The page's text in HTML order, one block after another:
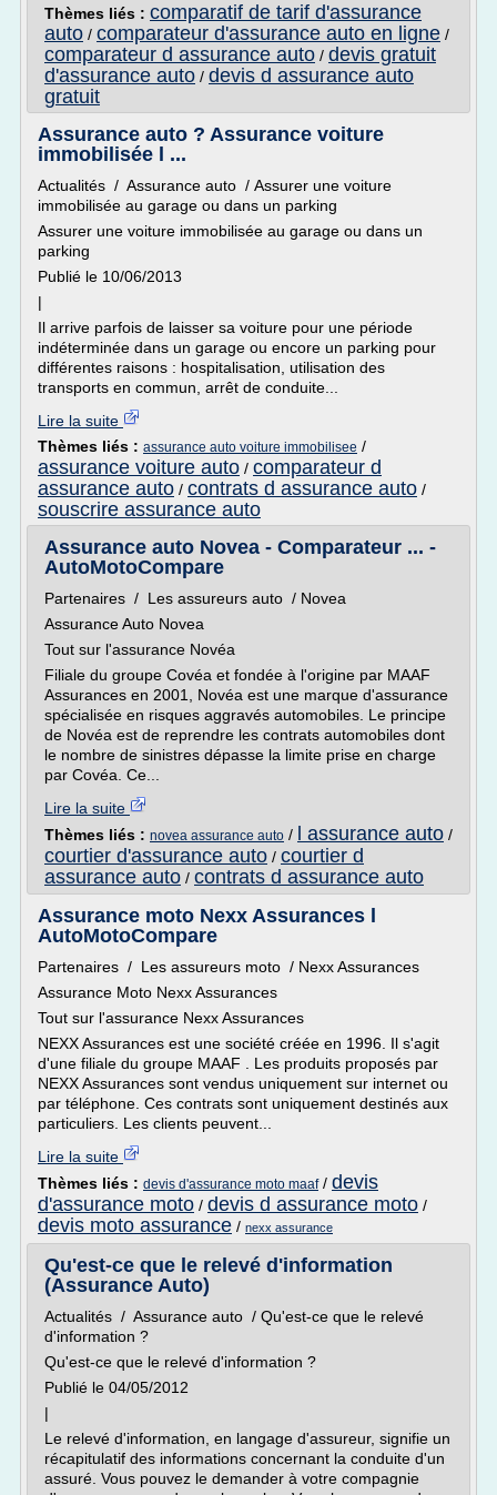
Thèmes liés : comparatif de tarif d'assurance
auto / comparateur d'assurance auto en ligne /
comparateur d assurance auto / devis gratuit
d'assurance auto / devis d assurance auto
gratuit
Assurance auto ? Assurance voiture
immobilisée l ...
Actualités / Assurance auto / Assurer une voiture
immobilisée au garage ou dans un parking
Assurer une voiture immobilisée au garage ou dans un
parking
Publié le 10/06/2013
|
Il arrive parfois de laisser sa voiture pour une période
indéterminée dans un garage ou encore un parking pour
différentes raisons : hospitalisation, utilisation des
transports en commun, arrêt de conduite...
Lire la suite
Thèmes liés : assurance auto voiture immobilisee /
assurance voiture auto / comparateur d
assurance auto / contrats d assurance auto /
souscrire assurance auto
Assurance auto Novea - Comparateur ... -
AutoMotoCompare
Partenaires / Les assureurs auto / Novea
Assurance Auto Novea
Tout sur l'assurance Novéa
Filiale du groupe Covéa et fondée à l'origine par MAAF
Assurances en 2001, Novéa est une marque d'assurance
spécialisée en risques aggravés automobiles. Le principe
de Novéa est de reprendre les contrats automobiles dont
le nombre de sinistres dépasse la limite prise en charge
par Covéa. Ce...
Lire la suite
Thèmes liés : novea assurance auto / l assurance auto /
courtier d'assurance auto / courtier d
assurance auto / contrats d assurance auto
Assurance moto Nexx Assurances l
AutoMotoCompare
Partenaires / Les assureurs moto / Nexx Assurances
Assurance Moto Nexx Assurances
Tout sur l'assurance Nexx Assurances
NEXX Assurances est une société créée en 1996. Il s'agit
d'une filiale du groupe MAAF . Les produits proposés par
NEXX Assurances sont vendus uniquement sur internet ou
par téléphone. Ces contrats sont uniquement destinés aux
particuliers. Les clients peuvent...
Lire la suite
Thèmes liés : devis d'assurance moto maaf/ devis
d'assurance moto / devis d assurance moto /
devis moto assurance / nexx assurance
Qu'est-ce que le relevé d'information
(Assurance Auto)
Actualités / Assurance auto / Qu'est-ce que le relevé
d'information ?
Qu'est-ce que le relevé d'information ?
Publié le 04/05/2012
|
Le relevé d'information, en langage d'assureur, signifie un
récapitulatif des informations concernant la conduite d'un
assuré. Vous pouvez le demander à votre compagnie